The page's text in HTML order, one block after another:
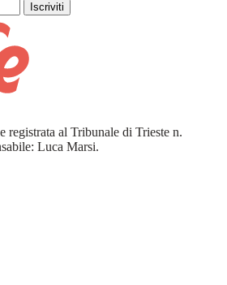
Iscriviti
registrata al Tribunale di Trieste n.
Luca Marsi.